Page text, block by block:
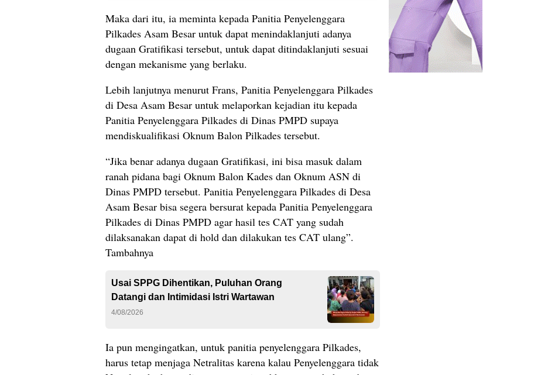
Maka dari itu, ia meminta kepada Panitia Penyelenggara
Pilkades Asam Besar untuk dapat menindaklanjuti adanya
dugaan Gratifikasi tersebut, untuk dapat ditindaklanjuti sesuai
dengan mekanisme yang berlaku.
Lebih lanjutnya menurut Frans, Panitia Penyelenggara Pilkades
di Desa Asam Besar untuk melaporkan kejadian itu kepada
Panitia Penyelenggara Pilkades di Dinas PMPD supaya
mendiskualifikasi Oknum Balon Pilkades tersebut.
“Jika benar adanya dugaan Gratifikasi, ini bisa masuk dalam
ranah pidana bagi Oknum Balon Kades dan Oknum ASN di
Dinas PMPD tersebut. Panitia Penyelenggara Pilkades di Desa
Asam Besar bisa segera bersurat kepada Panitia Penyelenggara
Pilkades di Dinas PMPD agar hasil tes CAT yang sudah
dilaksanakan dapat di hold dan dilakukan tes CAT ulang”.
Tambahnya
Usai SPPG Dihentikan, Puluhan Orang
Datangi dan Intimidasi Istri Wartawan
4/08/2026
Ia pun mengingatkan, untuk panitia penyelenggara Pilkades,
harus tetap menjaga Netralitas karena kalau Penyelenggara tidak